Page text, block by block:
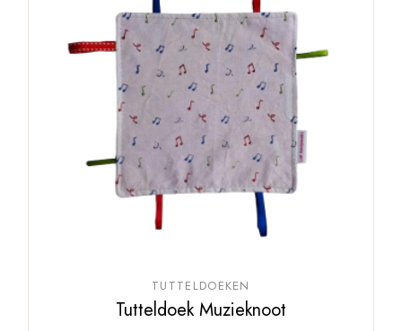
TUTTELDOEKEN
Tutteldoek Muzieknoot